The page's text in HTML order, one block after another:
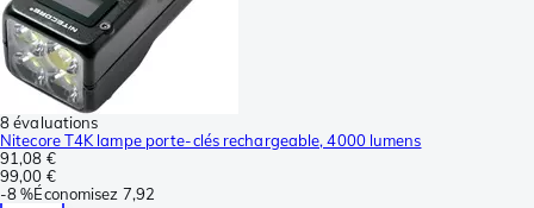
8 évaluations
Nitecore T4K lampe porte-clés rechargeable, 4000 lumens
91,08 €
99,00 €
-8 %Économisez 7,92